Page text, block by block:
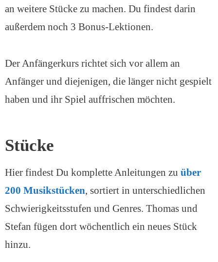
an weitere Stücke zu machen. Du findest darin
außerdem noch 3 Bonus-Lektionen.
Der Anfängerkurs richtet sich vor allem an
Anfänger und diejenigen, die länger nicht gespielt
haben und ihr Spiel auffrischen möchten.
Stücke
Hier findest Du komplette Anleitungen zu über
200 Musikstücken, sortiert in unterschiedlichen
Schwierigkeitsstufen und Genres. Thomas und
Stefan fügen dort wöchentlich ein neues Stück
hinzu.